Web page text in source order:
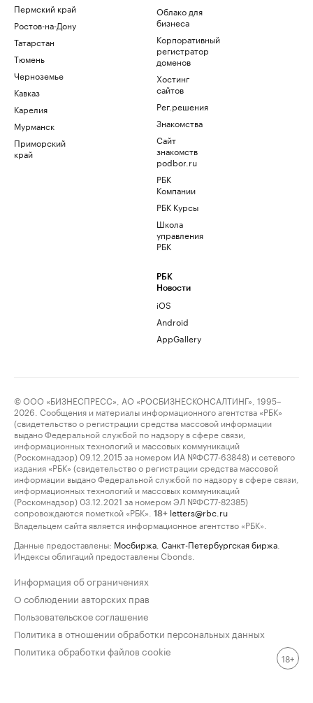
Пермский край
Ростов-на-Дону
Татарстан
Тюмень
Черноземье
Кавказ
Карелия
Мурманск
Приморский
край
Облако для
бизнеса
Корпоративный
регистратор
доменов
Хостинг
сайтов
Рег.решения
Знакомства
Сайт
знакомств
podbor.ru
РБК
Компании
РБК Курсы
Школа
управления
РБК
РБК
Новости
iOS
Android
AppGallery
© ООО «БИЗНЕСПРЕСС», АО «РОСБИЗНЕСКОНСАЛТИНГ», 1995–
2026. Сообщения и материалы информационного агентства «РБК»
(свидетельство о регистрации средства массовой информации
выдано Федеральной службой по надзору в сфере связи,
информационных технологий и массовых коммуникаций
(Роскомнадзор) 09.12.2015 за номером ИА №ФС77-63848) и сетевого
издания «РБК» (свидетельство о регистрации средства массовой
информации выдано Федеральной службой по надзору в сфере связи,
информационных технологий и массовых коммуникаций
(Роскомнадзор) 03.12.2021 за номером ЭЛ №ФС77-82385)
сопровождаются пометкой «РБК».
18+ letters@rbc.ru
Владельцем сайта является информационное агентство «РБК».
Данные предоставлены: Мосбиржа Санкт-Петербургская биржа
Индексы облигаций предоставлены Cbonds.
Информация об ограничениях
О соблюдении авторских прав
Пользовательское соглашение
Политика в отношении обработки персональных данных
Политика обработки файлов cookie
18+